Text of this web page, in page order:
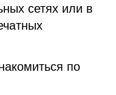
сетях или в
по